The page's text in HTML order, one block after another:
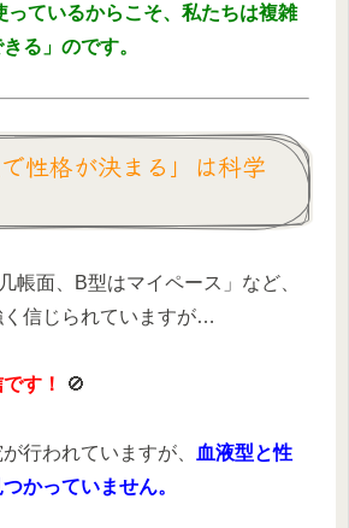
っているからこそ、私たちは複雑
る」のです。
性格が決まる」は科学
帳面、B型はマイペース」など、
く信じられていますが…
す！ 🚫
行われていますが、
血液型と性
かっていません。